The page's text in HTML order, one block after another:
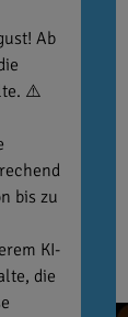
Ab
⚠️
bis zu
KI-
die